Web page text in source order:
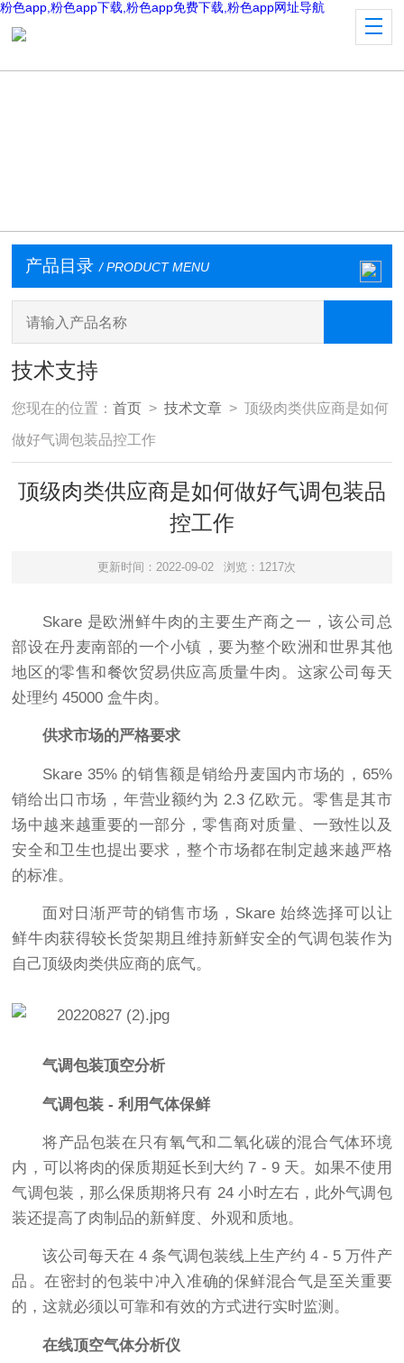
粉色app,粉色app下载,粉色app免费下载,粉色app网址导航
产品目录 / PRODUCT MENU
技术支持
您现在的位置：首页 >技术文章 > 顶级肉类供应商是如何
做好气调包装品控工作
顶级肉类供应商是如何做好气调包装品
控工作
更新时间：2022-09-02 浏览：1217次
Skare 是欧洲鲜牛肉的主要生产商之一，该公司总
部设在丹麦南部的一个小镇，要为整个欧洲和世界其他
地区的零售和餐饮贸易供应高质量牛肉。这家公司每天
处理约 45000 盒牛肉。
供求市场的严格要求
Skare 35% 的销售额是销给丹麦国内市场的，65%
销给出口市场，年营业额约为 2.3 亿欧元。零售是其市
场中越来越重要的一部分，零售商对质量、一致性以及
安全和卫生也提出要求，整个市场都在制定越来越严格
的标准。
面对日渐严苛的销售市场，Skare 始终选择可以让
鲜牛肉获得较长货架期且维持新鲜安全的气调包装作为
自己顶级肉类供应商的底气。
气调包装顶空分析
气调包装 - 利用气体保鲜
将产品包装在只有氧气和二氧化碳的混合气体环境
内，可以将肉的保质期延长到大约 7 - 9 天。如果不使用
气调包装，那么保质期将只有 24 小时左右，此外气调包
装还提高了肉制品的新鲜度、外观和质地。
该公司每天在 4 条气调包装线上生产约 4 - 5 万件产
品。在密封的包装中冲入准确的保鲜混合气是至关重要
的，这就必须以可靠和有效的方式进行实时监测。
在线顶空气体分析仪